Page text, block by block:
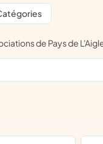
de Pays de